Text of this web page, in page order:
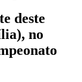
deste
no